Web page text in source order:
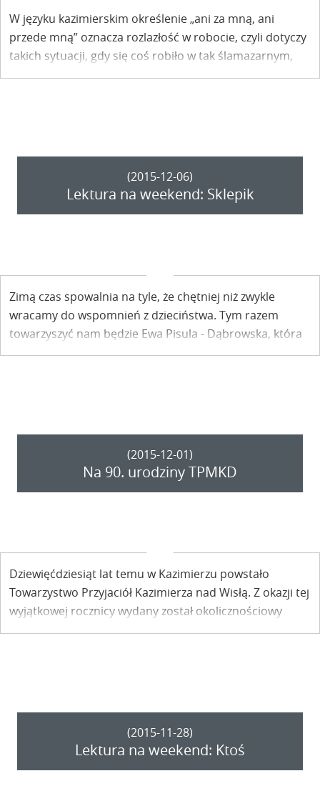
W języku kazimierskim określenie „ani za mną, ani
przede mną” oznacza rozlazłość w robocie, czyli dotyczy
takich sytuacji, gdy się coś robiło w tak ślamazarnym,
powolnym tempie, że nie wszystko się zrobiło i raczej nie
(2015-12-06)
Lektura na weekend: Sklepik
Zimą czas spowalnia na tyle, że chętniej niż zwykle
wracamy do wspomnień z dzieciństwa. Tym razem
towarzyszyć nam będzie Ewa Pisula - Dąbrowska, która
w rozdziale "Sklepik" swojej książki "Dwa brzegi ponad
(2015-12-01)
Na 90. urodziny TPMKD
Dziewięćdziesiąt lat temu w Kazimierzu powstało
Towarzystwo Przyjaciół Kazimierza nad Wisłą. Z okazji tej
wyjątkowej rocznicy wydany został okolicznościowy
kalendarz.
(2015-11-28)
Lektura na weekend: Ktoś